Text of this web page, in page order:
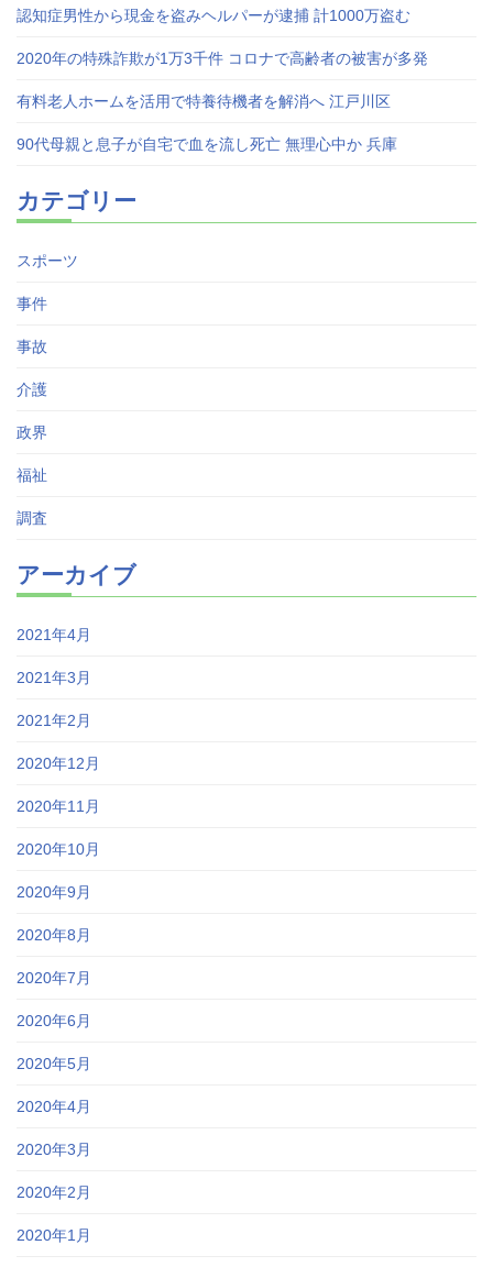
認知症男性から現金を盗みヘルパーが逮捕 計1000万盗む
2020年の特殊詐欺が1万3千件 コロナで高齢者の被害が多発
有料老人ホームを活用で特養待機者を解消へ 江戸川区
90代母親と息子が自宅で血を流し死亡 無理心中か 兵庫
カテゴリー
スポーツ
事件
事故
介護
政界
福祉
調査
アーカイブ
2021年4月
2021年3月
2021年2月
2020年12月
2020年11月
2020年10月
2020年9月
2020年8月
2020年7月
2020年6月
2020年5月
2020年4月
2020年3月
2020年2月
2020年1月